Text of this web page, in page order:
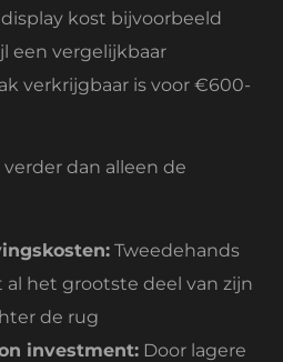
kost bijvoorbeeld
een vergelijkbaar
verkrijgbaar is voor €600-
dan alleen de
Tweedehands
het grootste deel van zijn
de rug
investment: Door lagere